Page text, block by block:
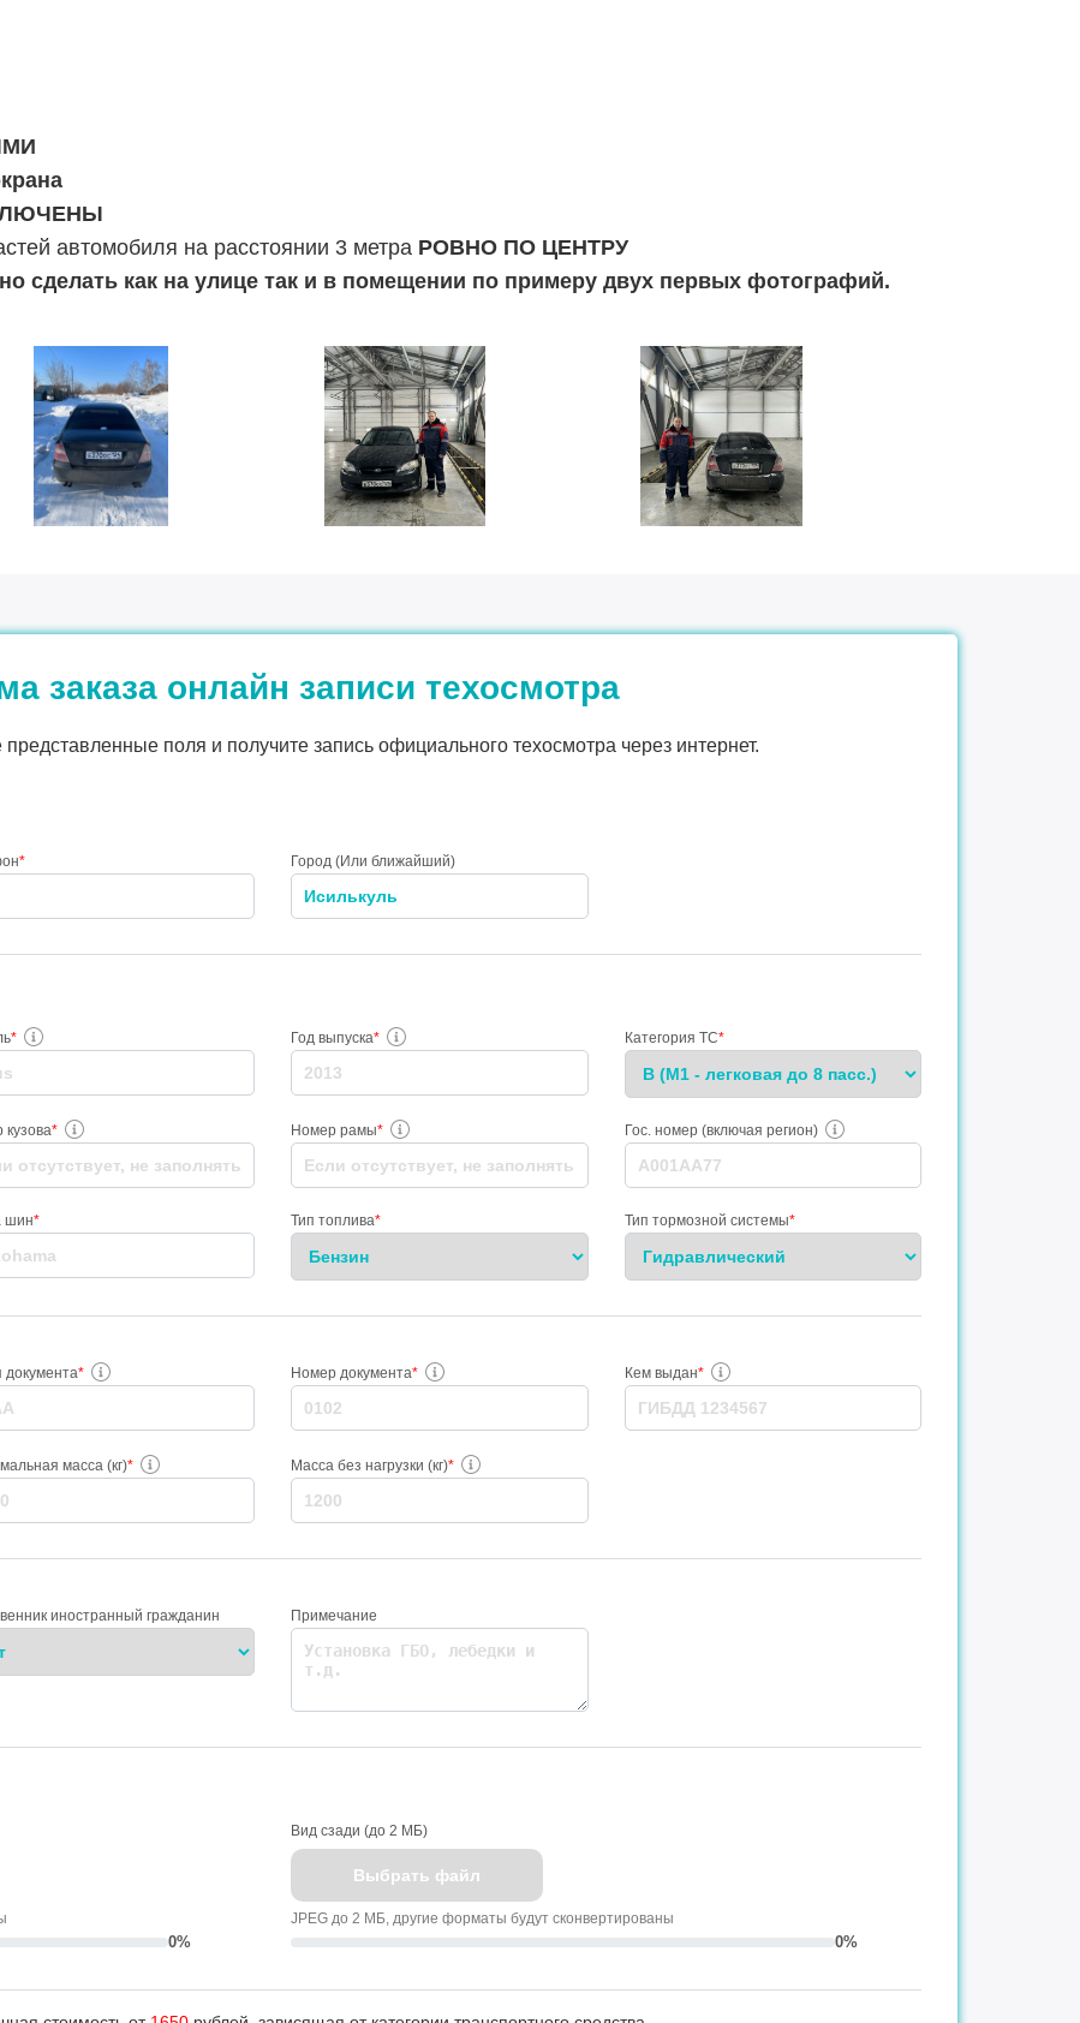
автомобиля на расстоянии 3 метра РОВНО ПО ЦЕНТРУ
сделать как на улице так и в помещении по примеру двух первых фотографий.
заказа онлайн записи техосмотра
поля и получите запись официального техосмотра через интернет.
* Город (Или ближайший)
* Год выпуска* Категория ТС*
кузова* Номер рамы* Гос. номер (включая регион)
шин* Тип топлива* Тип тормозной системы*
* Номер документа* Кем выдан*
масса (кг)* Масса без нагрузки (кг)*
иностранный гражданин Примечание
0%
Вид сзади (до 2 МБ)
Выбрать файл
JPEG до 2 МБ, другие форматы будут сконвертированы
0%